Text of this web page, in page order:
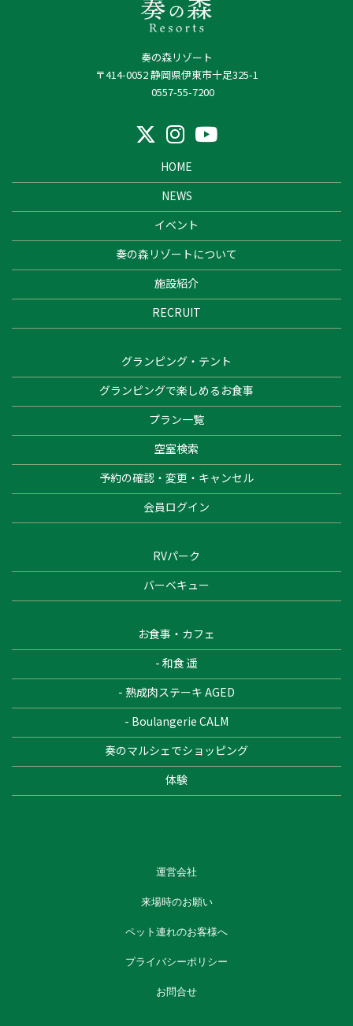
奏の森リゾート
〒414-0052 静岡県伊東市十足325-1
0557-55-7200
HOME
NEWS
イベント
奏の森リゾートについて
施設紹介
RECRUIT
グランピング・テント
グランピングで楽しめるお食事
プラン一覧
空室検索
予約の確認・変更・キャンセル
会員ログイン
RVパーク
バーベキュー
お食事・カフェ
- 和食 遥
- 熟成肉ステーキ AGED
- Boulangerie CALM
奏のマルシェでショッピング
体験
運営会社
来場時のお願い
ペット連れのお客様へ
プライバシーポリシー
お問合せ